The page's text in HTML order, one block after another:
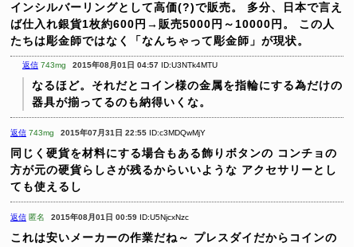
インシルバーリングとして高価(?)で販売。
多分、日本で言え
ば仕入れ銀貨1枚約600円→販売5000円～10000円。
この人
たちは彫金師ではなく「なんちゃって彫金師」が現状。
返信 743mg 2015年08月01日 04:57 ID:U3NTk4MTU
なるほど。それだとコイン様の金属を指輪にする為だけの
器具が揃ってるのも納得いくな。
返信 743mg 2015年07月31日 22:55 ID:c3MDQwMjY
同じく硬貨を材料にする場合もある飾りボタンの コンチョの
方が元の硬貨らしさが残るからいいような アクセサリーとし
ても使えるし
返信 匿名 2015年08月01日 00:59 ID:U5NjcxNzc
これは安いメーカーの作業だね～ プレスダイだからコインの